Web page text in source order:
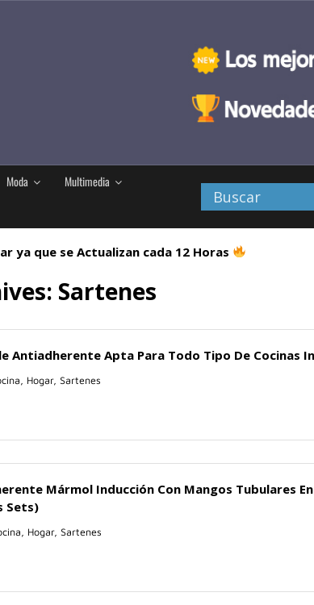
Moda
Multimedia
ya que se Actualizan cada 12 Horas
Sartenes
Antiadherente Apta Para Todo Tipo De Cocinas
Hogar, Sartenes
Mármol Inducción Con Mangos Tubulares
Sets)
Hogar, Sartenes